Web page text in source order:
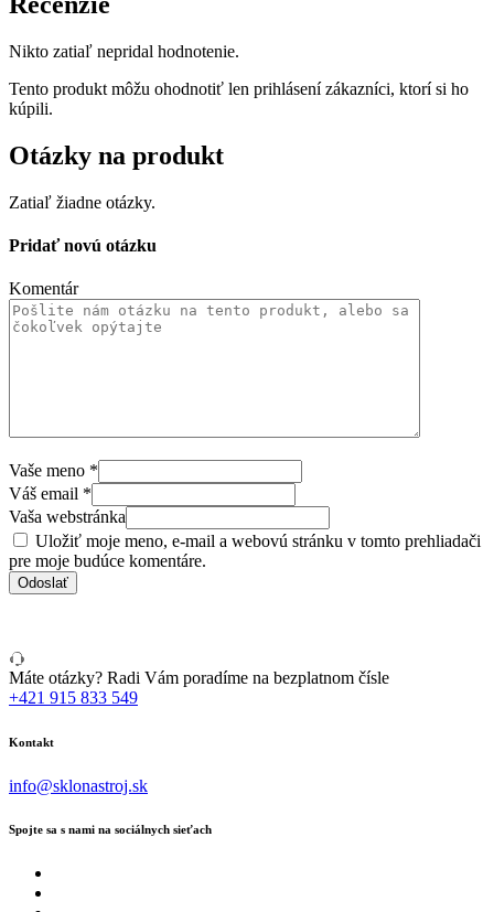
Nikto zatiaľ nepridal hodnotenie.
Tento produkt môžu ohodnotiť len prihlásení zákazníci, ktorí si ho
kúpili.
Otázky na produkt
Zatiaľ žiadne otázky.
Pridať novú otázku
Komentár
Vaše meno *
Váš email *
Vaša webstránka
Uložiť moje meno, e-mail a webovú stránku v tomto prehliadači
pre moje budúce komentáre.
Máte otázky? Radi Vám poradíme na bezplatnom čísle
+421 915 833 549
Kontakt
info@sklonastroj.sk
Spojte sa s nami na sociálnych sieťach